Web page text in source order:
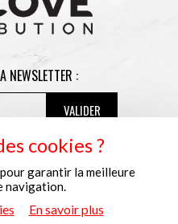
NEWSLETTER :
DE VENTE
cookies ?
garantir la meilleure
navigation.
En savoir plus